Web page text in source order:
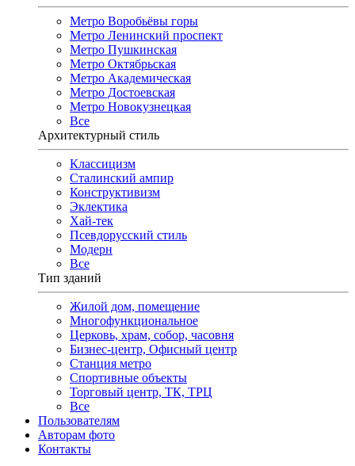
Метро Воробьёвы горы
Метро Ленинский проспект
Метро Пушкинская
Метро Октябрьская
Метро Академическая
Метро Достоевская
Метро Новокузнецкая
Все
Архитектурный стиль
Классицизм
Сталинский ампир
Конструктивизм
Эклектика
Хай-тек
Псевдорусский стиль
Модерн
Все
Тип зданий
Жилой дом, помещение
Многофункциональное
Церковь, храм, собор, часовня
Бизнес-центр, Офисный центр
Станция метро
Спортивные объекты
Торговый центр, ТК, ТРЦ
Все
Пользователям
Авторам фото
Контакты